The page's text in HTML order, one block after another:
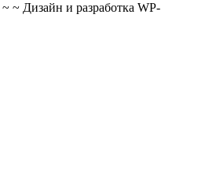
~ ~ Дизайн и разработка WP-